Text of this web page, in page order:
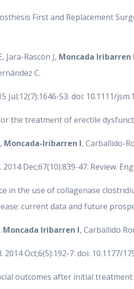
First and Replacement
Jara-Rascón J, Moncada Iribarren
C.
Jul;12(7):1646-53. doi: 10.1111/
the treatment of erectile
Moncada-Iribarren I, Carballido-
Dec;67(10):839-47. Review.
in the use of collagenase
current data and future
Moncada Iribarren I, Carballido
Oct;6(5):192-7. doi: 10.1177/
outcomes after initial